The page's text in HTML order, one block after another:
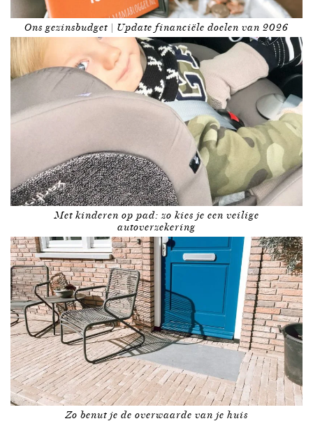
Ons gezinsbudget | Update financiële doelen van 2026
Met kinderen op pad: zo kies je een veilige
autoverzekering
Zo benut je de overwaarde van je huis